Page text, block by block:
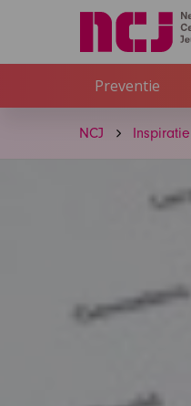
Preventie
NCJ Inspiratie